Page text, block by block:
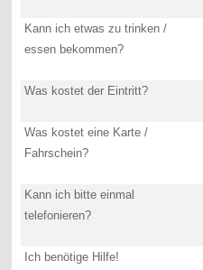
Kann ich etwas zu trinken /
essen bekommen?
Was kostet der Eintritt?
Was kostet eine Karte /
Fahrschein?
Kann ich bitte einmal
telefonieren?
Ich benötige Hilfe!